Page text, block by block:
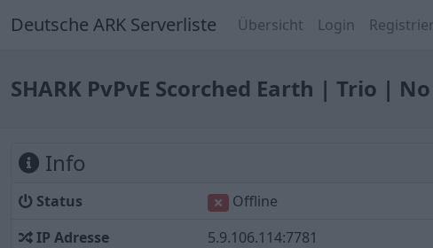
Deutsche ARK Serverliste Übersicht Login
SHARK PvPvE Scorched Earth | Trio |
Info
Status
Offline
IP Adresse
5.9.106.114:7781